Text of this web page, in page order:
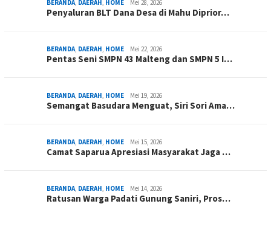
BERANDA, DAERAH, HOME Mei 28, 2026
Penyaluran BLT Dana Desa di Mahu Diprior…
BERANDA, DAERAH, HOME Mei 22, 2026
Pentas Seni SMPN 43 Malteng dan SMPN 5 I…
BERANDA, DAERAH, HOME Mei 19, 2026
Semangat Basudara Menguat, Siri Sori Ama…
BERANDA, DAERAH, HOME Mei 15, 2026
Camat Saparua Apresiasi Masyarakat Jaga …
BERANDA, DAERAH, HOME Mei 14, 2026
Ratusan Warga Padati Gunung Saniri, Pros…